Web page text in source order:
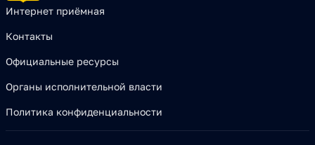
Интернет приёмная
Контакты
Официальные ресурсы
Органы исполнительной власти
Политика конфиденциальности